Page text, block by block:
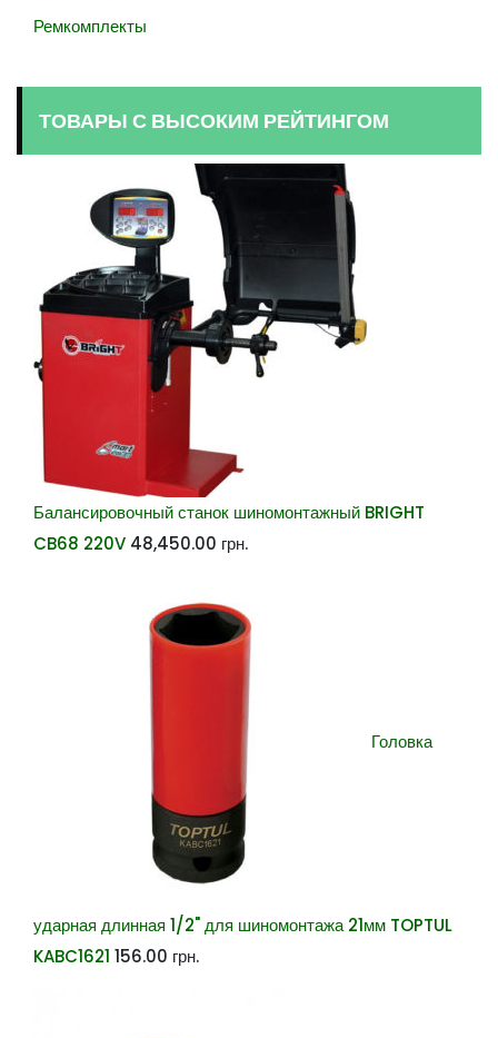
Ремкомплекты
ТОВАРЫ С ВЫСОКИМ РЕЙТИНГОМ
Балансировочный станок шиномонтажный BRIGHT
CB68 220V 48,450.00 грн.
Головка
ударная длинная 1/2" для шиномонтажа 21мм TOPTUL
KABC1621 156.00 грн.